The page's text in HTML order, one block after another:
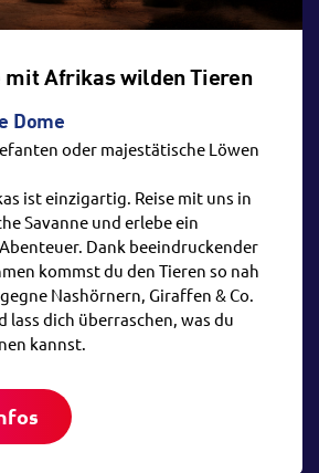
mit Afrikas wilden Tieren
Dome
oder majestätische Löwen
ist einzigartig. Reise mit uns in
Savanne und erlebe ein
Dank beeindruckender
kommst du den Tieren so nah
Nashörnern, Giraffen & Co.
lass dich überraschen, was du
kannst.